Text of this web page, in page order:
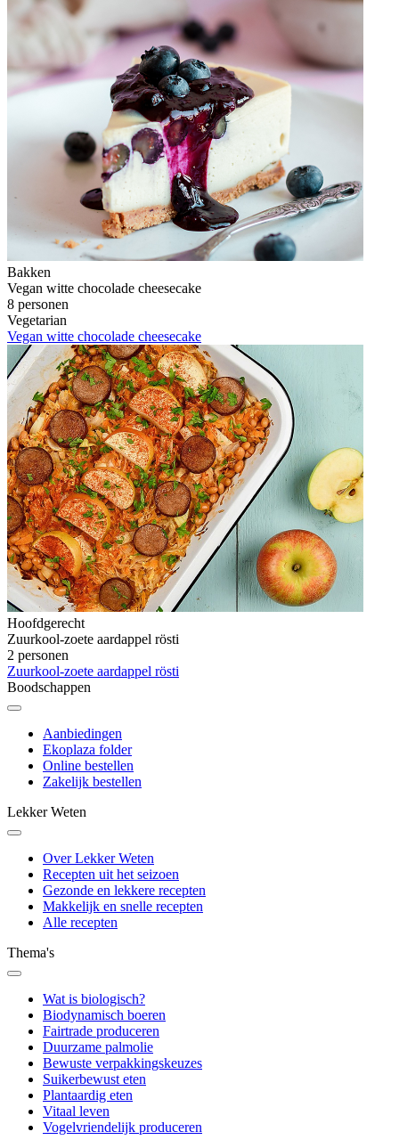
Bakken
Vegan witte chocolade cheesecake
8 personen
Vegetarian
Vegan witte chocolade cheesecake
Hoofdgerecht
Zuurkool-zoete aardappel rösti
2 personen
Zuurkool-zoete aardappel rösti
Boodschappen
Aanbiedingen
Ekoplaza folder
Online bestellen
Zakelijk bestellen
Lekker Weten
Over Lekker Weten
Recepten uit het seizoen
Gezonde en lekkere recepten
Makkelijk en snelle recepten
Alle recepten
Thema's
Wat is biologisch?
Biodynamisch boeren
Fairtrade produceren
Duurzame palmolie
Bewuste verpakkingskeuzes
Suikerbewust eten
Plantaardig eten
Vitaal leven
Vogelvriendelijk produceren